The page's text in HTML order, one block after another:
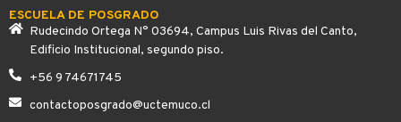
ESCUELA DE POSGRADO
Rudecindo Ortega N° 03694, Campus Luis Rivas del Canto,
Edificio Institucional, segundo piso.
+56 9 74671745
contactoposgrado@uctemuco.cl